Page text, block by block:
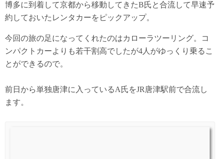
博多に到着して京都から移動してきたB氏と合流して早速予
約しておいたレンタカーをピックアップ。
今回の旅の足になってくれたのはカローラツーリング。コ
ンパクトカーよりも若干割高でしたが4人がゆっくり乗るこ
とができるので。
前日から単独唐津に入っているA氏をJR唐津駅前で合流し
ます。